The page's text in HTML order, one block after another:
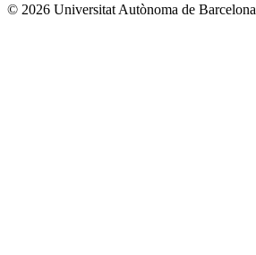
© 2026 Universitat Autònoma de Barcelona